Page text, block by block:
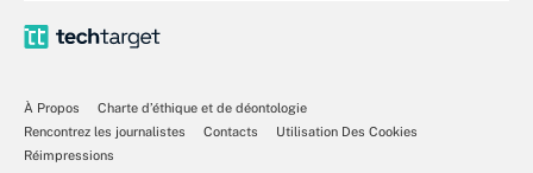
À Propos
Charte d’éthique et de déontologie
Rencontrez les journalistes
Contacts
Utilisation Des Cookies
Réimpressions